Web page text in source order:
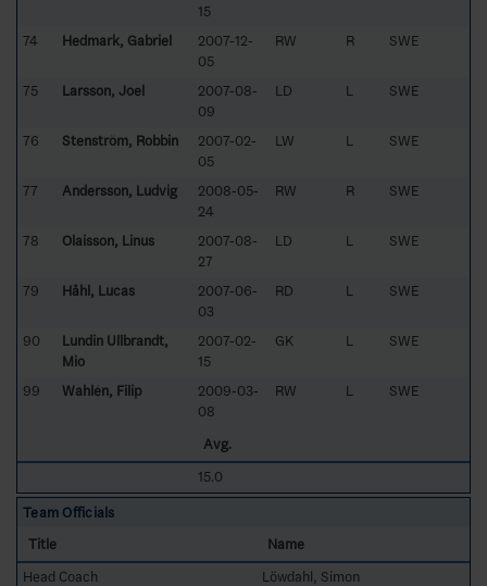
15
74 Hedmark, Gabriel
2007-12-
05
RW R SWE
75 Larsson, Joel
2007-08-
09
LD L SWE
76 Stenström, Robbin
2007-02-
05
LW L SWE
77 Andersson, Ludvig
2008-05-
24
RW R SWE
78 Olaisson, Linus
2007-08-
27
LD L SWE
79 Håhl, Lucas
2007-06-
03
RD L SWE
90
Lundin Ullbrandt,
Mio
2007-02-
15
GK L SWE
99 Wahlén, Filip
2009-03-
08
RW L SWE
Avg.
15.0
Team Officials
Title
Name
Head Coach
Löwdahl, Simon